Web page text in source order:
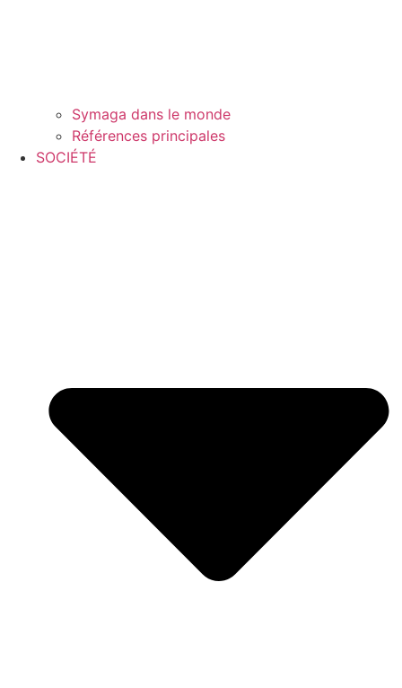
Symaga dans le monde
Références principales
SOCIÉTÉ